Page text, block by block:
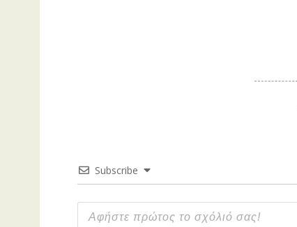
Subscribe